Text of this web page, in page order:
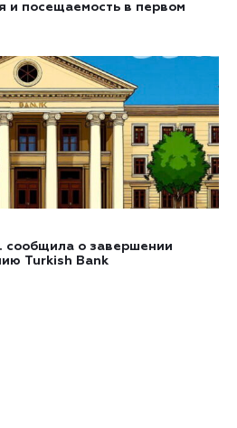
и посещаемость в первом
сообщила о завершении
Turkish Bank